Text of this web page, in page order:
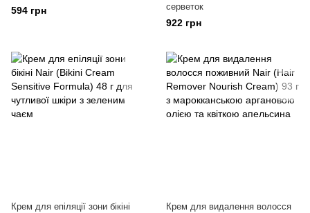
594 грн
серветок
922 грн
Крем для епіляції зони бікіні
Крем для видалення волосся